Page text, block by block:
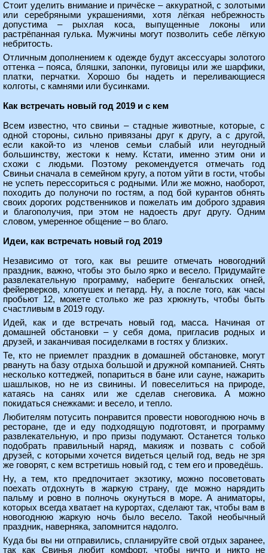
Стоит уделить внимание и причёске – аккуратной, с золотыми
или серебряными украшениями, хотя лёгкая небрежность
допустима – рыхлая коса, выпущенные локоны или
растрёпанная гулька. Мужчины могут позволить себе лёгкую
небритость.
Отличным дополнением к одежде будут аксессуары золотого
оттенка – пояса, бляшки, запонки, пуговицы или же шарфики,
платки, перчатки. Хорошо бы надеть и переливающиеся
колготы, с камнями или бусинками.
Как встречать новый год 2019 и с кем
Всем известно, что свиньи – стадные животные, которые, с
одной стороны, сильно привязаны друг к другу, а с другой,
если какой-то из членов семьи слабый или неугодный
большинству, жестоки к нему. Кстати, именно этим они и
схожи с людьми. Поэтому рекомендуется отмечать год
Свиньи сначала в семейном кругу, а потом уйти в гости, чтобы
не успеть перессориться с родными. Или же можно, наоборот,
походить до полуночи по гостям, а под бой курантов обнять
своих дорогих родственников и пожелать им доброго здравия
и благополучия, при этом не надоесть друг другу. Одним
словом, умеренное общение – во благо.
Идеи, как встречать новый год 2019
Независимо от того, как вы решите отмечать новогодний
праздник, важно, чтобы это было ярко и весело. Придумайте
развлекательную программу, наберите бенгальских огней,
фейерверков, хлопушек и петард. Ну, а после того, как часы
пробьют 12, можете столько же раз хрюкнуть, чтобы быть
счастливым в 2019 году.
Идей, как и где встречать новый год, масса. Начиная от
домашней обстановки – у себя дома, пригласив родных и
друзей, и заканчивая посиделками в гостях у близких.
Те, кто не приемлет праздник в домашней обстановке, могут
рвануть на базу отдыха большой и дружной компанией. Снять
несколько коттеджей, попариться в бане или сауне, нажарить
шашлыков, но не из свинины. И повеселиться на природе,
катаясь на санях или же сделав снеговика. А можно
покидаться снежками: и весело, и тепло.
Любителям потусить понравится провести новогоднюю ночь в
ресторане, где и еду подходящую подготовят, и программу
развлекательную, и про призы подумают. Останется только
подобрать правильный наряд, макияж и позвать с собой
друзей, с которыми хочется видеться целый год, ведь не зря
же говорят, с кем встретишь новый год, с тем его и проведёшь.
Ну, а тем, кто предпочитает экзотику, можно посоветовать
поехать отдохнуть в жаркую страну, где можно нарядить
пальму и ровно в полночь окунуться в море. А аниматоры,
которых всегда хватает на курортах, сделают так, чтобы вам в
новогоднюю жаркую ночь было весело. Такой необычный
праздник, наверняка, запомнится надолго.
Куда бы вы ни отправились, спланируйте свой отдых заранее,
так как Свинья любит комфорт, чтобы ничто и никто не